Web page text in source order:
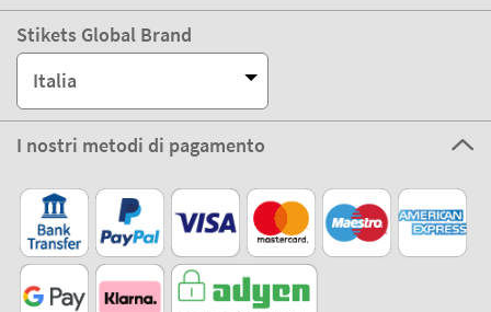
Stikets Global Brand
Italia
I nostri metodi di pagamento